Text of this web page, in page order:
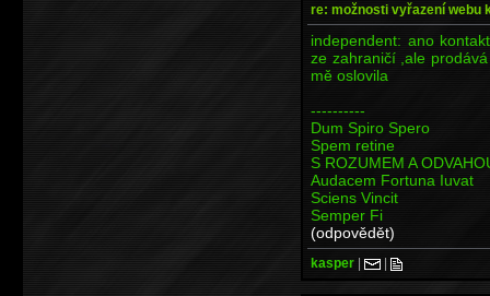
re: možnosti vyřazení webu
independent: ano
ze zahraničí ,ale
mě oslovila
----------
Dum Spiro Spero
Spem retine
S ROZUMEM A
Audacem Fortuna Iuvat
Sciens Vincit
Semper Fi
(odpovědět)
kasper | |